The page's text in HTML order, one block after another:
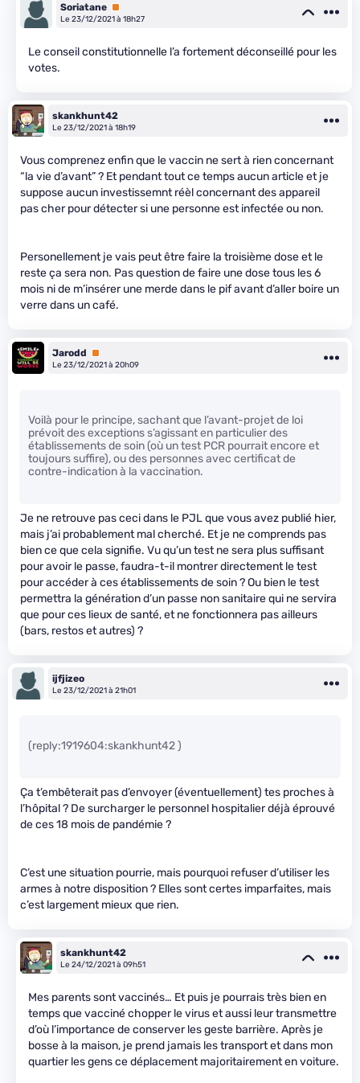
Soriatane Premium
Le 23/12/2021 à 18h27
Le conseil constitutionnelle l’a fortement déconseillé pour les
votes.
skankhunt42
Le 23/12/2021 à 18h19
Vous comprenez enfin que le vaccin ne sert à rien concernant
“la vie d’avant” ? Et pendant tout ce temps aucun article et je
suppose aucun investissemnt réèl concernant des appareil
pas cher pour détecter si une personne est infectée ou non.
Personellement je vais peut être faire la troisième dose et le
reste ça sera non. Pas question de faire une dose tous les 6
mois ni de m’insérer une merde dans le pif avant d’aller boire un
verre dans un café.
Jarodd
Premium
Le 23/12/2021 à 20h09
Voilà pour le principe, sachant que l’avant-projet de loi
prévoit des exceptions s’agissant en particulier des
établissements de soin (où un test PCR pourrait encore et
toujours suffire), ou des personnes avec certificat de
contre-indication à la vaccination.
Je ne retrouve pas ceci dans le PJL que vous avez publié hier,
mais j’ai probablement mal cherché. Et je ne comprends pas
bien ce que cela signifie. Vu qu’un test ne sera plus suffisant
pour avoir le passe, faudra-t-il montrer directement le test
pour accéder à ces établissements de soin ? Ou bien le test
permettra la génération d’un passe non sanitaire qui ne servira
que pour ces lieux de santé, et ne fonctionnera pas ailleurs
(bars, restos et autres) ?
ijfjizeo
Le 23/12/2021 à 21h01
(reply:1919604:skankhunt42 )
Ça t’embêterait pas d’envoyer (éventuellement) tes proches à
l’hôpital ? De surcharger le personnel hospitalier déjà éprouvé
de ces 18 mois de pandémie ?
C’est une situation pourrie, mais pourquoi refuser d’utiliser les
armes à notre disposition ? Elles sont certes imparfaites, mais
c’est largement mieux que rien.
skankhunt42
Le 24/12/2021 à 09h51
Mes parents sont vaccinés… Et puis je pourrais très bien en
temps que vacciné chopper le virus et aussi leur transmettre
d’où l’importance de conserver les geste barrière. Après je
bosse à la maison, je prend jamais les transport et dans mon
quartier les gens ce déplacement majoritairement en voiture.